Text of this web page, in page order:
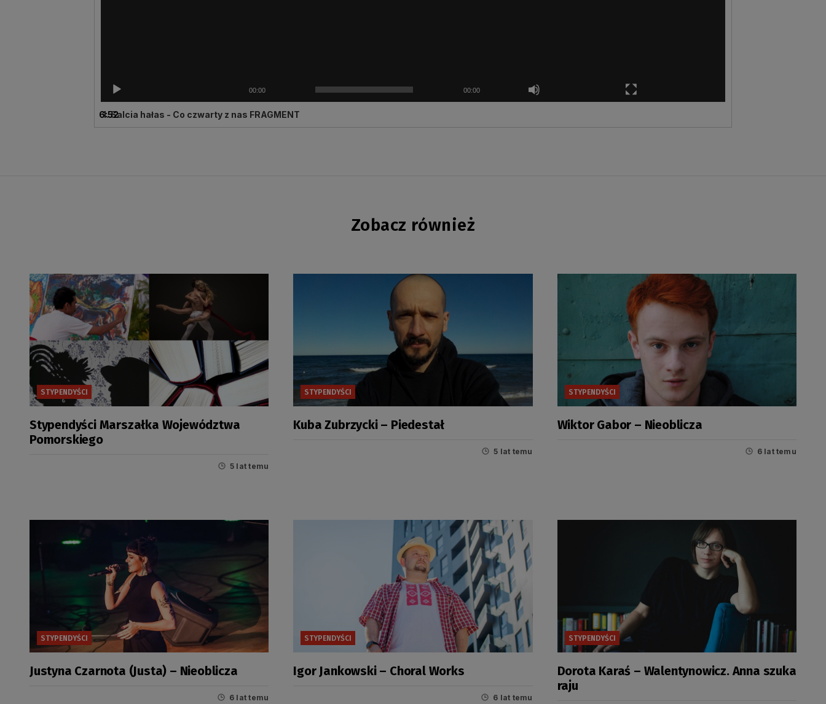
00:00 00:00
1. Salcia hałas - Co czwarty z nas FRAGMENT
6:52
Zobacz również
STYPENDYŚCI
Stypendyści Marszałka Województwa
Pomorskiego
5 lat temu
STYPENDYŚCI
Kuba Zubrzycki – Piedestał
5 lat temu
STYPENDYŚCI
Wiktor Gabor – Nieoblicza
6 lat temu
STYPENDYŚCI
Justyna Czarnota (Justa) – Nieoblicza
6 lat temu
STYPENDYŚCI
Igor Jankowski – Choral Works
6 lat temu
STYPENDYŚCI
Dorota Karaś – Walentynowicz. Anna szuka
raju